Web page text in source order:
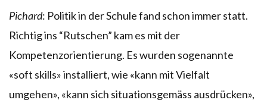
Pichard: Politik in der Schule fand schon immer statt.
Richtig ins “Rutschen” kam es mit der
Kompetenzorientierung. Es wurden sogenannte
«soft skills» installiert, wie «kann mit Vielfalt
umgehen», «kann sich situationsgemäss ausdrücken»,